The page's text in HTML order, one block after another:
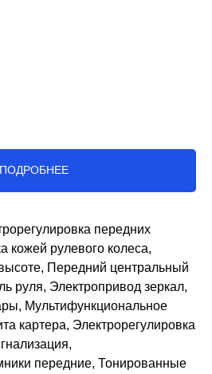
ПОДРОБНЕЕ
передних
кожей рулевого колеса,
Передний центральный
руля, Электропривод зеркал,
Мультифункциональное
картера, Электрорегулировка
передние, Тонированные